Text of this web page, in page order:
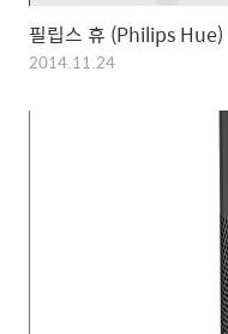
필립스 휴 (Philips Hue)
2014.11.24